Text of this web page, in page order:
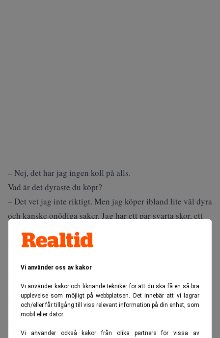
Vi använder oss av kakor
Vi använder kakor och liknande tekniker för att du ska få en så bra
upplevelse som möjligt på webbplatsen. Det innebär att vi lagrar
och/eller får tillgång till viss relevant information på din enhet, som
mobil eller dator.
Vi använder också kakor från olika partners för vissa av
– Nej, det har jag ingen koll på alls.
Vad är det dyraste du köpt?
– Det vet jag inte riktigt. Men jag köper ibland lite väl dyra
och kanske onödiga saker. Jag har ett par svarta skor, ett
par boots som var dyra. Men dem är jag väldigt nöjd med
också.
Vågar du säga vad de kostade…?
– Nej, det gör jag inte.
Har du köpt något du ångrat sen?
– Ja, jag köper ganska mycket fel. Man kan väl säga att jag
provar mig fram med färger och olika grejer.
En på redaktionen tycker att dina byxor är för långa, på